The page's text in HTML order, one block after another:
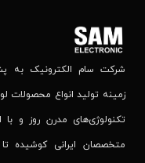
شرکت سام الکترونیک به
زمینه تولید انواع محصولات
تکنولوژی‌های مدرن روز و با
متخصصان ایرانی کوشیده